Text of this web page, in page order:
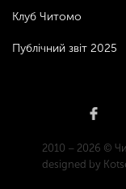
Клуб Читомо
Публічний звіт 2025
2010 – 2026 ©
designed by